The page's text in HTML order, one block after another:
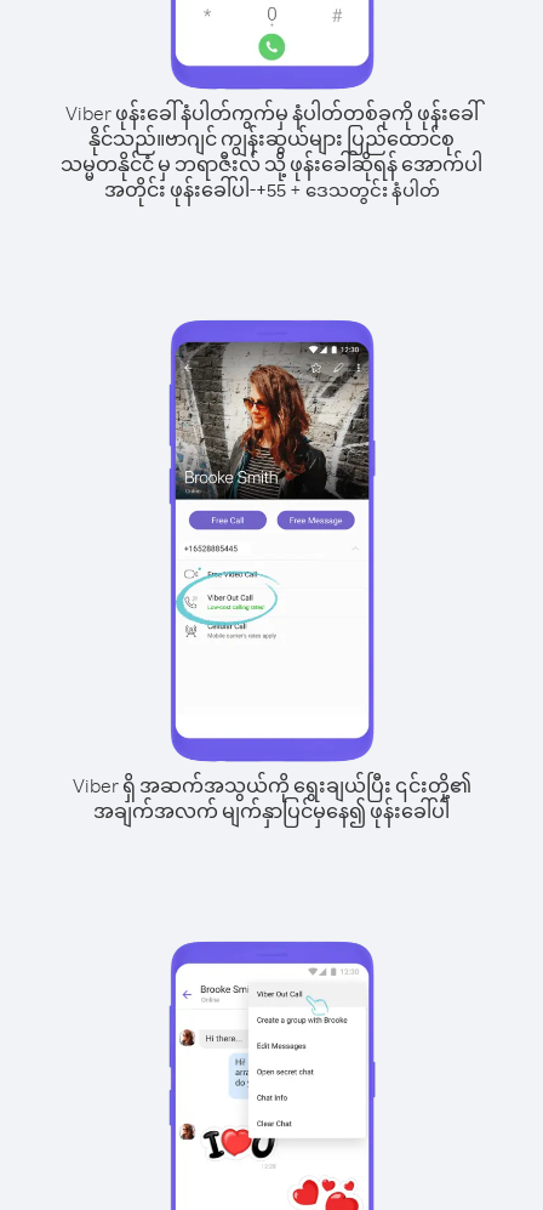
Viber ဖုန်းခေါ်နံပါတ်ကွက်မှ နံပါတ်တစ်ခုကို ဖုန်းခေါ်
နိုင်သည်။ဗာဂျင် ကျွန်းဆွယ်များ ပြည်ထောင်စု
သမ္မတနိုင်ငံ မှ ဘရာဇီးလ် သို့ ဖုန်းခေါ်ဆိုရန် အောက်ပါ
အတိုင်း ဖုန်းခေါ်ပါ-+55+ ဒေသတွင်း နံပါတ်
Viber ရှိ အဆက်အသွယ်ကို ရွေးချယ်ပြီး ၎င်းတို့၏
အချက်အလက် မျက်နှာပြင်မှနေ၍ ဖုန်းခေါ်ပါ